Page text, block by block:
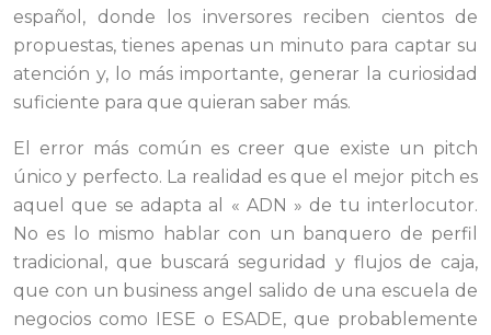
español, donde los inversores reciben cientos de
propuestas, tienes apenas un minuto para captar su
atención y, lo más importante, generar la curiosidad
suficiente para que quieran saber más.
El error más común es creer que existe un pitch
único y perfecto. La realidad es que el mejor pitch es
aquel que se adapta al « ADN » de tu interlocutor.
No es lo mismo hablar con un banquero de perfil
tradicional, que buscará seguridad y flujos de caja,
que con un business angel salido de una escuela de
negocios como IESE o ESADE, que probablemente